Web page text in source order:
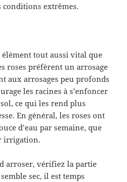
conditions extrêmes.
élément tout aussi vital que
roses préfèrent un arrosage
aux arrosages peu profonds
les racines à s’enfoncer
ce qui les rend plus
En général, les roses ont
d’eau par semaine, que
irrigation.
arroser, vérifiez la partie
sec, il est temps